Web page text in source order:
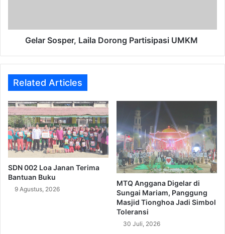
Gelar Sosper, Laila Dorong Partisipasi UMKM
Related Articles
SDN 002 Loa Janan Terima
Bantuan Buku
9 Agustus, 2026
MTQ Anggana Digelar di
Sungai Mariam, Panggung
Masjid Tionghoa Jadi Simbol
Toleransi
30 Juli, 2026